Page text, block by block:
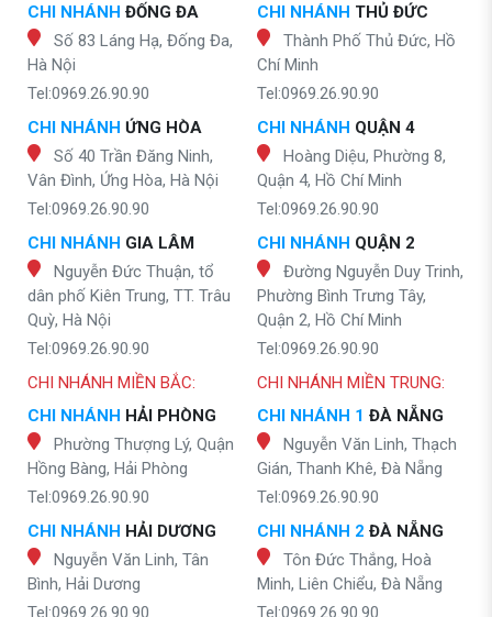
CHI NHÁNH ĐỐNG ĐA
Số 83 Láng Hạ, Đống Đa,
Hà Nội
Tel:0969.26.90.90
CHI NHÁNH ỨNG HÒA
Số 40 Trần Đăng Ninh,
Vân Đình, Ứng Hòa, Hà Nội
Tel:0969.26.90.90
CHI NHÁNH GIA LÂM
Nguyễn Đức Thuận, tổ
dân phố Kiên Trung, TT. Trâu
Quỳ, Hà Nội
Tel:0969.26.90.90
CHI NHÁNH THỦ ĐỨC
Thành Phố Thủ Đức, Hồ
Chí Minh
Tel:0969.26.90.90
CHI NHÁNH QUẬN 4
Hoàng Diệu, Phường 8,
Quận 4, Hồ Chí Minh
Tel:0969.26.90.90
CHI NHÁNH QUẬN 2
Đường Nguyễn Duy Trinh,
Phường Bình Trưng Tây,
Quận 2, Hồ Chí Minh
Tel:0969.26.90.90
CHI NHÁNH MIỀN BẮC:
CHI NHÁNH HẢI PHÒNG
Phường Thượng Lý, Quận
Hồng Bàng, Hải Phòng
Tel:0969.26.90.90
CHI NHÁNH HẢI DƯƠNG
Nguyễn Văn Linh, Tân
Bình, Hải Dương
Tel:0969.26.90.90
CHI NHÁNH MIỀN TRUNG:
CHI NHÁNH 1 ĐÀ NẴNG
Nguyễn Văn Linh, Thạch
Gián, Thanh Khê, Đà Nẵng
Tel:0969.26.90.90
CHI NHÁNH 2 ĐÀ NẴNG
Tôn Đức Thắng, Hoà
Minh, Liên Chiểu, Đà Nẵng
Tel:0969.26.90.90